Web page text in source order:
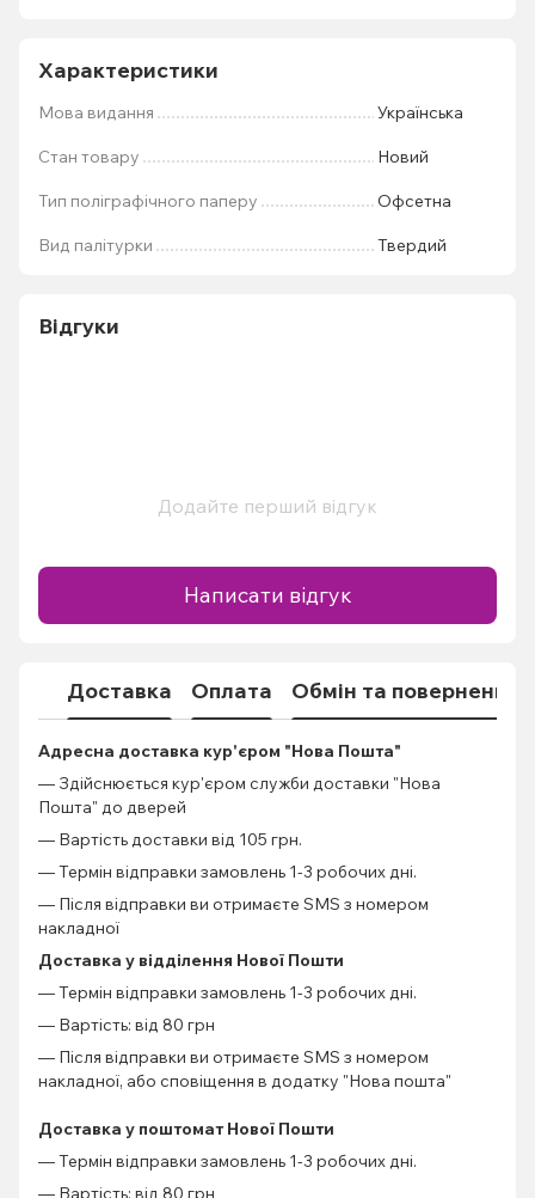
Характеристики
Мова видання Українська
Стан товару Новий
Тип поліграфічного паперу Офсетна
Вид палітурки Твердий
Відгуки
Додайте перший відгук
Написати відгук
Доставка Оплата Обмін та повернення
Адресна доставка кур'єром "Нова Пошта"
— Здійснюється кур'єром служби доставки "Нова
Пошта" до дверей
— Вартість доставки від 105 грн.
— Термін відправки замовлень 1-3 робочих дні.
— Після відправки ви отримаєте SMS з номером
накладної
Доставка у відділення Нової Пошти
— Термін відправки замовлень 1-3 робочих дні.
— Вартість: від 80 грн
— Після відправки ви отримаєте SMS з номером
накладної, або сповіщення в додатку "Нова пошта"
Доставка у поштомат Нової Пошти
— Термін відправки замовлень 1-3 робочих дні.
— Вартість: від 80 грн